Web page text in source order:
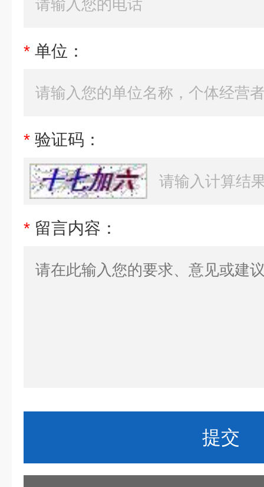
* 单位：
* 验证码：
* 留言内容：